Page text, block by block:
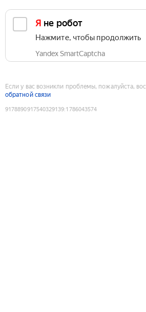
Я не робот
Нажмите, чтобы продолжить
Yandex SmartCaptcha
Если у вас возникли проблемы, пожалуйста,
обратной связи
9178890917540329139:1786043574